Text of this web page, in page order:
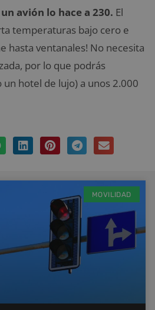
avión lo hace a 230. El
temperaturas bajo cero e
hasta ventanales! No necesita
por lo que podrás
hotel de lujo) a unos 2.000
MOVILIDAD